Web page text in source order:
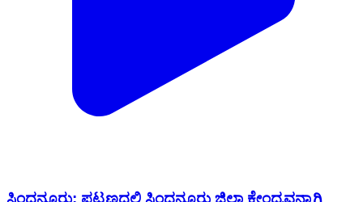
ಸಿಂಧನೂರು: ಪಟ್ಟಣದಲ್ಲಿ ಸಿಂಧನೂರು ಜಿಲ್ಲಾ ಕೇಂದ್ರವನ್ನಾಗಿ